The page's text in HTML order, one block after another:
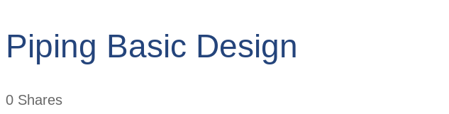
Piping Basic Design
0 Shares